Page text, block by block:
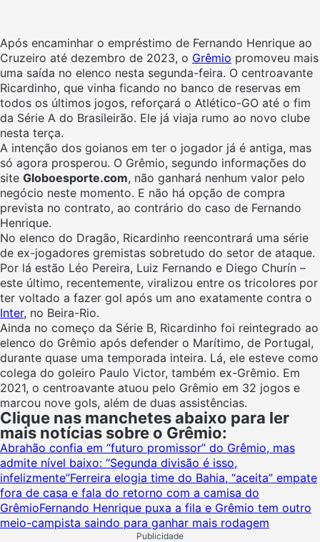
Após encaminhar o empréstimo de Fernando Henrique ao
Cruzeiro até dezembro de 2023, o Grêmio promoveu mais
uma saída no elenco nesta segunda-feira. O centroavante
Ricardinho, que vinha ficando no banco de reservas em
todos os últimos jogos, reforçará o Atlético-GO até o fim
da Série A do Brasileirão. Ele já viaja rumo ao novo clube
nesta terça.
A intenção dos goianos em ter o jogador já é antiga, mas
só agora prosperou. O Grêmio, segundo informações do
site Globoesporte.com, não ganhará nenhum valor pelo
negócio neste momento. E não há opção de compra
prevista no contrato, ao contrário do caso de Fernando
Henrique.
No elenco do Dragão, Ricardinho reencontrará uma série
de ex-jogadores gremistas sobretudo do setor de ataque.
Por lá estão Léo Pereira, Luiz Fernando e Diego Churín –
este último, recentemente, viralizou entre os tricolores por
ter voltado a fazer gol após um ano exatamente contra o
Inter, no Beira-Rio.
Ainda no começo da Série B, Ricardinho foi reintegrado ao
elenco do Grêmio após defender o Marítimo, de Portugal,
durante quase uma temporada inteira. Lá, ele esteve como
colega do goleiro Paulo Victor, também ex-Grêmio. Em
2021, o centroavante atuou pelo Grêmio em 32 jogos e
marcou nove gols, além de duas assistências.
Clique nas manchetes abaixo para ler
mais notícias sobre o Grêmio:
Abrahão confia em “futuro promissor” do Grêmio, mas
admite nível baixo: “Segunda divisão é isso,
infelizmente”Ferreira elogia time do Bahia, “aceita” empate
fora de casa e fala do retorno com a camisa do
GrêmioFernando Henrique puxa a fila e Grêmio tem outro
meio-campista saindo para ganhar mais rodagem
Publicidade